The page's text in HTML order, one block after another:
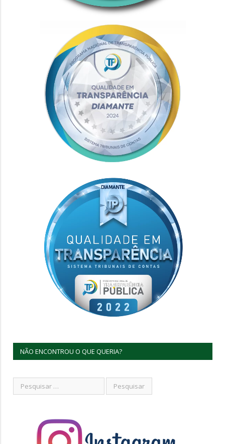
NÃO ENCONTROU O QUE QUERIA?